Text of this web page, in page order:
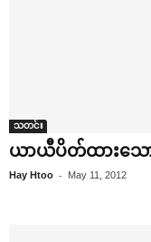
သတင်း
ယာယီပိတ်ထား‌သော
Hay Htoo - May 11, 2012